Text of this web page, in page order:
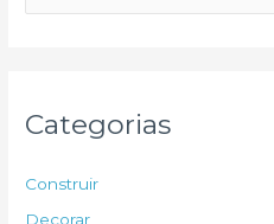
e
Categorias
Construir
Decorar